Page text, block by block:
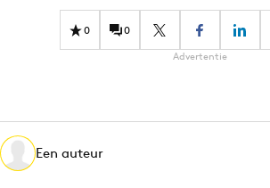
Effectiviteit
Gedragsverandering
Martech
Media
Merkstrategie
0 0
Advertentie
Een auteur